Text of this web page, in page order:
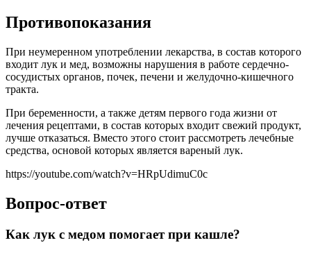
Противопоказания
При неумеренном употреблении лекарства, в состав которого
входит лук и мед, возможны нарушения в работе сердечно-
сосудистых органов, почек, печени и желудочно-кишечного
тракта.
При беременности, а также детям первого года жизни от
лечения рецептами, в состав которых входит свежий продукт,
лучше отказаться. Вместо этого стоит рассмотреть лечебные
средства, основой которых является вареный лук.
https://youtube.com/watch?v=HRpUdimuC0c
Вопрос-ответ
Как лук с медом помогает при кашле?